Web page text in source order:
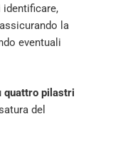
la
eventuali
quattro pilastri
del